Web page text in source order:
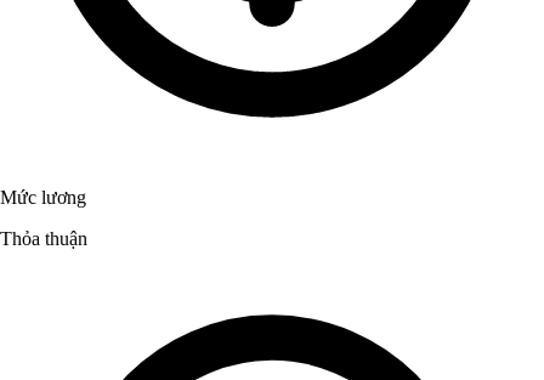
Mức lương
Thỏa thuận